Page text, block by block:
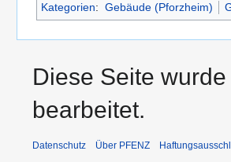
Kategorien: Gebäude (Pforzheim)
Diese Seite
bearbeitet.
Datenschutz Über PFENZ